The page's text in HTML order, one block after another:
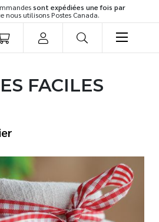
sont expédiées une fois par
nous utilisons Postes Canada.
FACILES